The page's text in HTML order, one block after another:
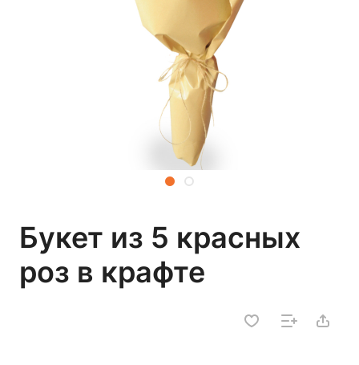
Букет из 5 красных
роз в крафте